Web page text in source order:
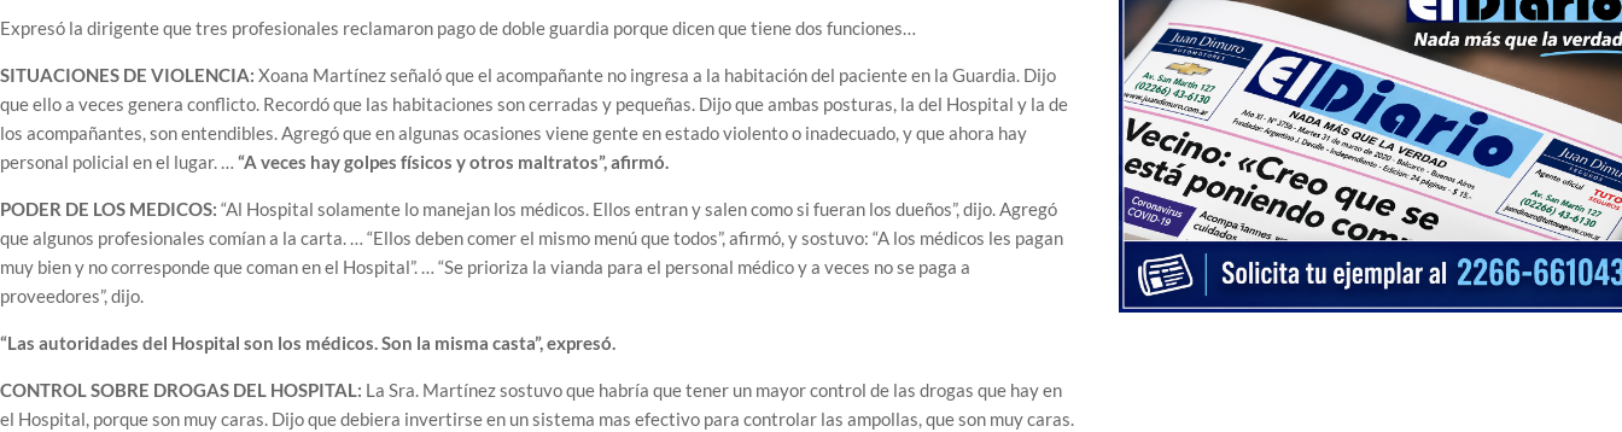
Expresó la dirigente que tres profesionales reclamaron pago de doble guardia porque dicen que tiene dos funciones…
SITUACIONES DE VIOLENCIA: Xoana Martínez señaló que el acompañante no ingresa a la habitación del paciente en la Guardia. Dijo
que ello a veces genera conflicto. Recordó que las habitaciones son cerradas y pequeñas. Dijo que ambas posturas, la del Hospital y la de
los acompañantes, son entendibles. Agregó que en algunas ocasiones viene gente en estado violento o inadecuado, y que ahora hay
personal policial en el lugar. … “A veces hay golpes físicos y otros maltratos”, afirmó.
PODER DE LOS MEDICOS: “Al Hospital solamente lo manejan los médicos. Ellos entran y salen como si fueran los dueños”, dijo. Agregó
que algunos profesionales comían a la carta. … “Ellos deben comer el mismo menú que todos”, afirmó, y sostuvo: “A los médicos les pagan
muy bien y no corresponde que coman en el Hospital”. … “Se prioriza la vianda para el personal médico y a veces no se paga a
proveedores”, dijo.
“Las autoridades del Hospital son los médicos. Son la misma casta”, expresó.
CONTROL SOBRE DROGAS DEL HOSPITAL: La Sra. Martínez sostuvo que habría que tener un mayor control de las drogas que hay en
el Hospital, porque son muy caras. Dijo que debiera invertirse en un sistema mas efectivo para controlar las ampollas, que son muy caras.